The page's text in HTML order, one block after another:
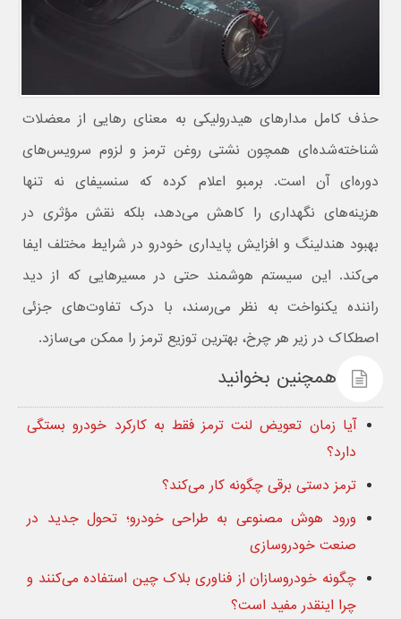
حذف کامل مدارهای هیدرولیکی به معنای رهایی از معضلات
شناخته‌شده‌ای همچون نشتی روغن ترمز و لزوم سرویس‌های
دوره‌ای آن است. برمبو اعلام کرده که سنسیفای نه تنها
هزینه‌های نگهداری را کاهش می‌دهد، بلکه نقش مؤثری در
بهبود هندلینگ و افزایش پایداری خودرو در شرایط مختلف ایفا
می‌کند. این سیستم هوشمند حتی در مسیرهایی که از دید
راننده یکنواخت به نظر می‌رسند، با درک تفاوت‌های جزئی
اصطکاک در زیر هر چرخ، بهترین توزیع ترمز را ممکن می‌سازد.
همچنین بخوانید
آیا زمان تعویض لنت ترمز فقط به کارکرد خودرو بستگی
دارد؟
ترمز دستی برقی چگونه کار می‌کند؟
ورود هوش مصنوعی به طراحی خودرو؛ تحول جدید در
صنعت خودروسازی
چگونه خودروسازان از فناوری بلاک چین استفاده می‌کنند و
چرا اینقدر مفید است؟